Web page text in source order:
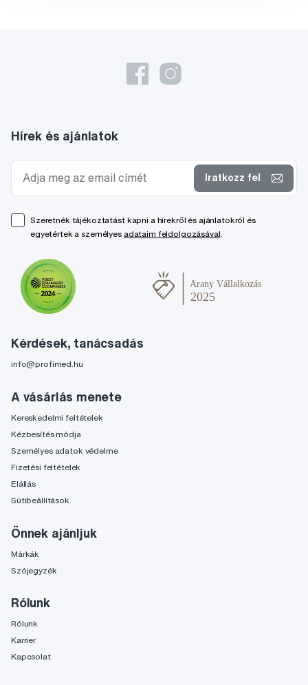
Kérdések, tanácsadás
info@profimed.hu
A vásárlás menete
Kereskedelmi feltételek
Kézbesítés módja
Személyes adatok védelme
Fizetési feltételek
Elállás
Sütibeállítások
Önnek ajánljuk
Márkák
Szójegyzék
Rólunk
Rólunk
Karrier
Kapcsolat
Hírek és ajánlatok
Iratkozz fel
Szeretnék tájékoztatást kapni a hírekről és ajánlatokról és
egyetértek a személyes adataim feldolgozásával